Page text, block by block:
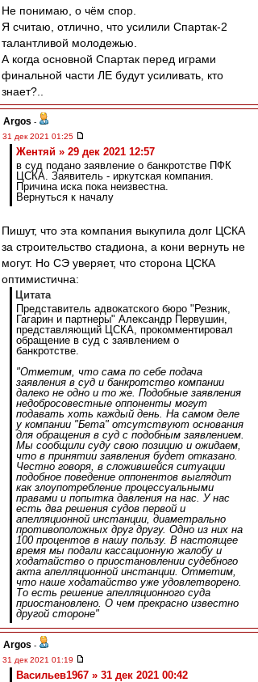
Не понимаю, о чём спор.
Я считаю, отлично, что усилили Спартак-2
талантливой молодежью.
А когда основной Спартак перед играми
финальной части ЛЕ будут усиливать, кто
знает?..
Argos -
31 дек 2021 01:25
Жентяй » 29 дек 2021 12:57
в суд подано заявление о банкротстве ПФК
ЦСКА. Заявитель - иркутская компания.
Причина иска пока неизвестна.
Вернуться к началу
Пишут, что эта компания выкупила долг ЦСКА
за строительство стадиона, а кони вернуть не
могут. Но СЭ уверяет, что сторона ЦСКА
оптимистична:
Цитата
Представитель адвокатского бюро "Резник,
Гагарин и партнеры" Александр Первушин,
представляющий ЦСКА, прокомментировал
обращение в суд с заявлением о
банкротстве.
"Отметим, что сама по себе подача
заявления в суд и банкротство компании
далеко не одно и то же. Подобные заявления
недобросовестные оппоненты могут
подавать хоть каждый день. На самом деле
у компании "Бета" отсутствуют основания
для обращения в суд с подобным заявлением.
Мы сообщили суду свою позицию и ожидаем,
что в принятии заявления будет отказано.
Честно говоря, в сложившейся ситуации
подобное поведение оппонентов выглядит
как злоупотребление процессуальными
правами и попытка давления на нас. У нас
есть два решения судов первой и
апелляционной инстанции, диаметрально
противоположных друг другу. Одно из них на
100 процентов в нашу пользу. В настоящее
время мы подали кассационную жалобу и
ходатайство о приостановлении судебного
акта апелляционной инстанции. Отметим,
что наше ходатайство уже удовлетворено.
То есть решение апелляционного суда
приостановлено. О чем прекрасно известно
другой стороне"
Argos -
31 дек 2021 01:19
Васильев1967 » 31 дек 2021 00:42